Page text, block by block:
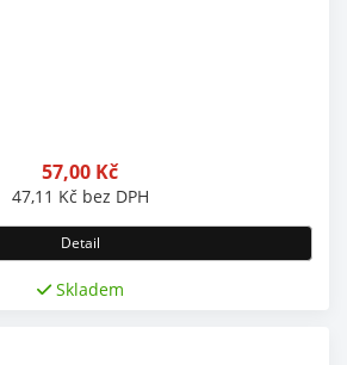
57,00 Kč
47,11 Kč bez DPH
Detail
Skladem